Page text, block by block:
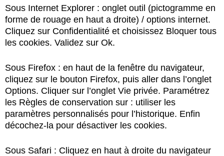
Sous Internet Explorer : onglet outil (pictogramme en
forme de rouage en haut a droite) / options internet.
Cliquez sur Confidentialité et choisissez Bloquer tous
les cookies. Validez sur Ok.
Sous Firefox : en haut de la fenêtre du navigateur,
cliquez sur le bouton Firefox, puis aller dans l’onglet
Options. Cliquer sur l’onglet Vie privée. Paramétrez
les Règles de conservation sur : utiliser les
paramètres personnalisés pour l’historique. Enfin
décochez-la pour désactiver les cookies.
Sous Safari : Cliquez en haut à droite du navigateur